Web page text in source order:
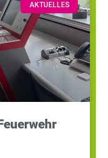
AKTUELLES